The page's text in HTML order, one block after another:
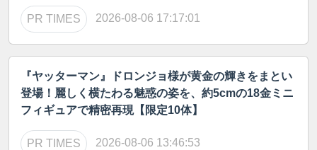
PR TIMES 2026-08-06 17:17:01
『ヤッターマン』ドロンジョ様が黄金の輝きをまとい
登場！麗しく横たわる魅惑の姿を、約5cmの18金ミニ
フィギュアで精密再現【限定10体】
PR TIMES 2026-08-06 13:46:53